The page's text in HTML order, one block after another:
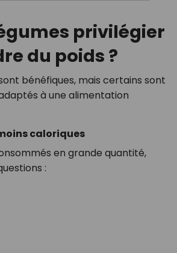
privilégier
du poids ?
bénéfiques, mais certains sont
à une alimentation
caloriques
en grande quantité,
: